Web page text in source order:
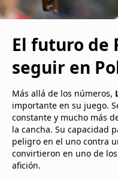
El futuro de
seguir en
Más allá de los números,
importante en su juego.
constante y mucho más
la cancha. Su capacidad
peligro en el uno contra
convirtieron en uno de
afición.